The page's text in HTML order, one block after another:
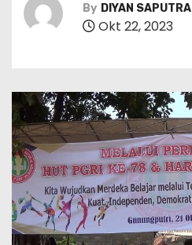
By DIYAN SAPUTRA
Okt 22, 2023